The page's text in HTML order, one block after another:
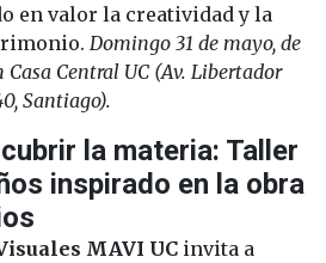
en valor la creatividad y la
Domingo 31 de mayo, de
Casa Central UC (Av. Libertador
Santiago).
la materia: Taller
inspirado en la obra
MAVI UC invita a